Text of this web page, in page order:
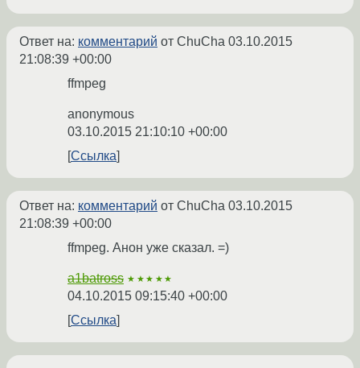
Ответ на: комментарий от ChuCha 03.10.2015
21:08:39 +00:00
ffmpeg
anonymous
03.10.2015 21:10:10 +00:00
Ссылка
Ответ на: комментарий от ChuCha 03.10.2015
21:08:39 +00:00
ffmpeg. Анон уже сказал. =)
a1batross ★★★★★
04.10.2015 09:15:40 +00:00
Ссылка